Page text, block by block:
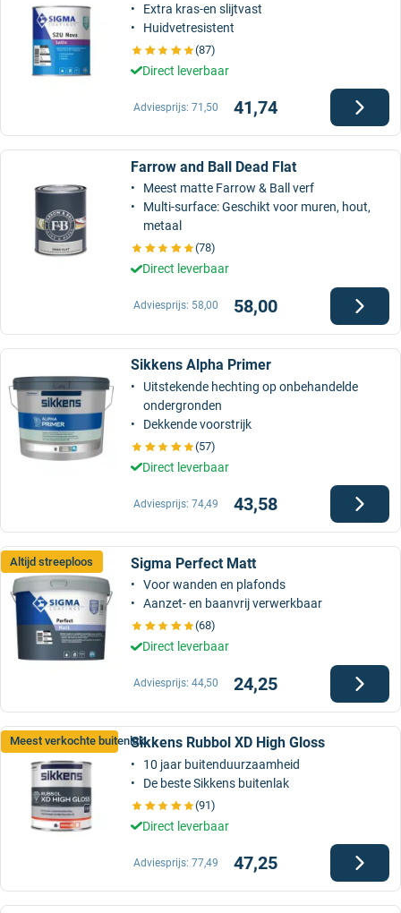
Extra kras-en slijtvast
Huidvetresistent
(87)
Direct leverbaar
41,74
Adviesprijs: 71,50
Farrow and Ball Dead Flat
Meest matte Farrow & Ball verf
Multi-surface: Geschikt voor muren, hout,
metaal
(78)
Direct leverbaar
58,00
Adviesprijs: 58,00
Sikkens Alpha Primer
Uitstekende hechting op onbehandelde
ondergronden
Dekkende voorstrijk
(57)
Direct leverbaar
43,58
Adviesprijs: 74,49
Altijd streeploos Sigma Perfect Matt
Voor wanden en plafonds
Aanzet- en baanvrij verwerkbaar
(68)
Direct leverbaar
24,25
Adviesprijs: 44,50
Meest verkochte buitenlakSikkens Rubbol XD High Gloss
10 jaar buitenduurzaamheid
De beste Sikkens buitenlak
(91)
Direct leverbaar
47,25
Adviesprijs: 77,49